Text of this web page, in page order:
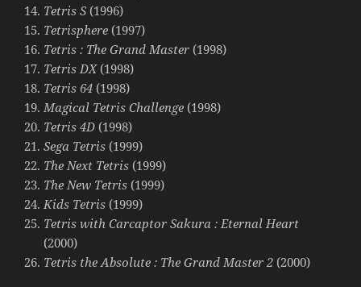
Tetris S(1996)
Tetrisphere (1997)
Tetris : The Grand Master (1998)
Tetris DX(1998)
Tetris 64 (1998)
Magical Tetris Challenge (1998)
Tetris 4D (1998)
Sega Tetris (1999)
The Next Tetris (1999)
The New Tetris (1999)
Kids Tetris (1999)
Tetris with Carcaptor Sakura : Eternal Heart
(2000)
Tetris the Absolute : The Grand Master 2 (2000)